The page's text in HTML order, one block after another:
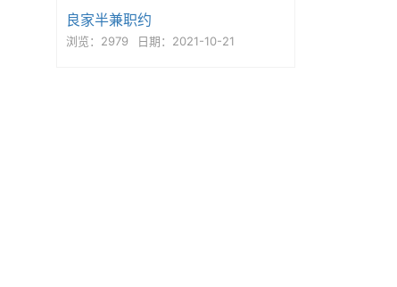
良家半兼职约
浏览：2979 日期：2021-10-21